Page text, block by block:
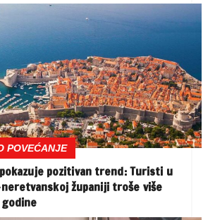
POVEĆANJE
pozitivan trend: Turisti u
županiji troše više